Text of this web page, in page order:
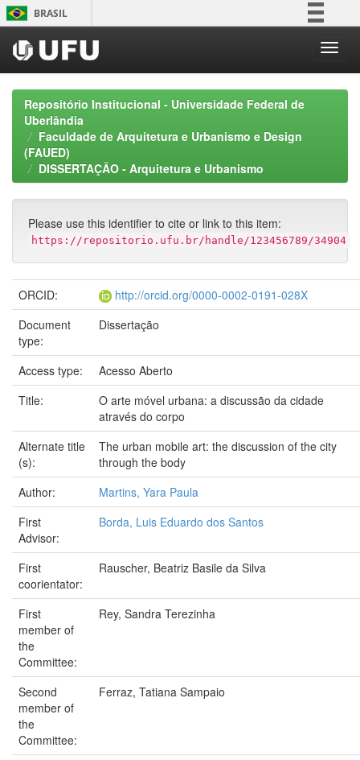
Skip
navigation
BRASIL
Participe
Acesso à informação
Legislação
Repositório Institucional - Universidade Federal de
Uberlândia
Faculdade de Arquitetura e Urbanismo e Design
(FAUED)
DISSERTAÇÃO - Arquitetura e Urbanismo
Please use this identifier to cite or link to this item:
https://repositorio.ufu.br/handle/123456789/34904
ORCID:
http://orcid.org/0000-0002-0191-028X
Document
type:
Dissertação
Access type:
Acesso Aberto
Title:
O arte móvel urbana: a discussão da cidade
através do corpo
Alternate title
(s):
The urban mobile art: the discussion of the city
through the body
Author:
Martins, Yara Paula
First
Advisor:
Borda, Luis Eduardo dos Santos
First
coorientator:
Rauscher, Beatriz Basile da Silva
First
member of
the
Committee:
Rey, Sandra Terezinha
Second
member of
the
Committee:
Ferraz, Tatiana Sampaio